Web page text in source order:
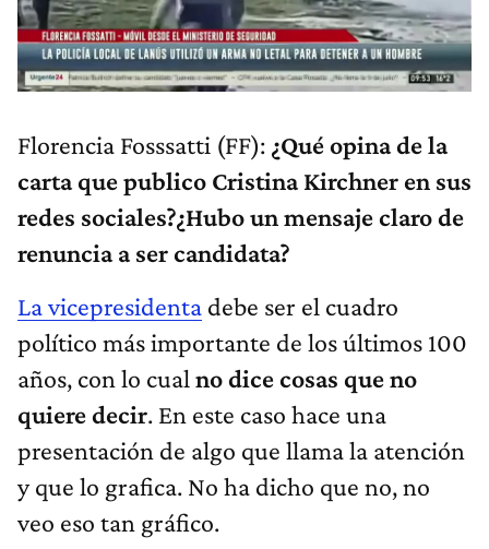
Florencia Fosssatti (FF): ¿Qué opina de la
carta que publico Cristina Kirchner en sus
redes sociales?¿Hubo un mensaje claro de
renuncia a ser candidata?
La vicepresidenta debe ser el cuadro
político más importante de los últimos 100
años, con lo cual no dice cosas que no
quiere decir. En este caso hace una
presentación de algo que llama la atención
y que lo grafica. No ha dicho que no, no
veo eso tan gráfico.